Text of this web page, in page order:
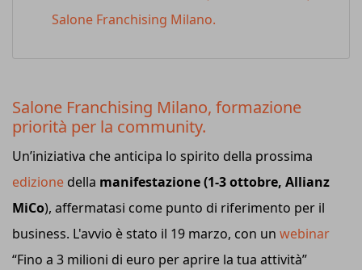
Salone Franchising Milano.
Salone Franchising Milano, formazione
priorità per la community.
Un’iniziativa che anticipa lo spirito della prossima
edizione della manifestazione (1-3 ottobre, Allianz
MiCo), affermatasi come punto di riferimento per il
business. L'avvio è stato il 19 marzo, con un webinar
“Fino a 3 milioni di euro per aprire la tua attività”